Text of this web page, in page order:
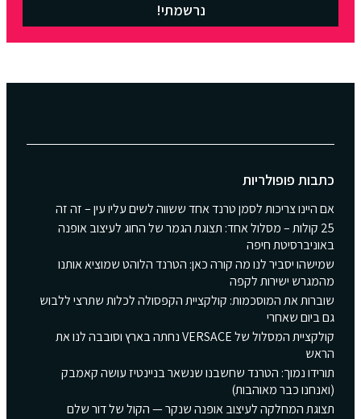
נרשמתי!
כתבות פופולריות
אם היינו צריכות לסמן טרנד אחד ששווה לשים עליו עין – זה זה
25 קולות – מסלול אחד: תצוגת הגמר של החוג לעיצוב אופנה
באוניברסיטת חיפה
שמישהו יסביר לנו מה קורה כאן: הטרנד הלוהט שמוציא אותנו
מהמגרש ישירות לקפה
שוברות את המוסכמות: קולקציית הקפסולה לכלות שתרצי ללבוש
גם ביום שאחרי
קולקציית המסלול של VERSACE נחתה בארץ וסובבה לנו את
הראש
תורידו נמוך: הטרנד שחשבנו שנשאר בניינטיז עושה קאמבק
(ואנחנו כבר מאוהבות)
תצוגת המחלקה לעיצוב אופנה שנקר — הקול של דור שלם